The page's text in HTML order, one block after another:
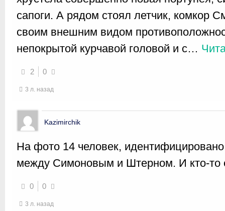
сапоги. А рядом стоял летчик, комкор
своим внешним видом
непокрытой курчавой головой и с…
2 0
3 л. назад
Kazimirchik
На фото 14 человек,
между Симоновым и Штерном. И кто-то
0 0
3 л. назад